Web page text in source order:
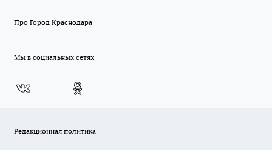
Про Город Краснодара
Мы в социальных сетях
Редакционная политика